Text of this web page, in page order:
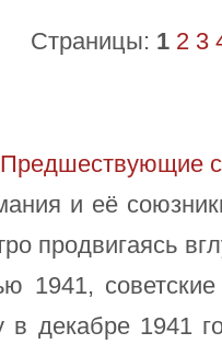
Страницы: 1 2 3
и её
продвигаясь
1941,
в декабре 1941